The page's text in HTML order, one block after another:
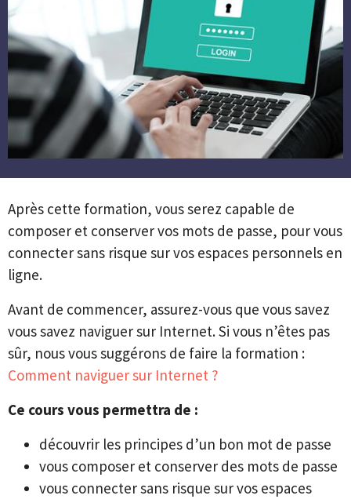
Après cette formation, vous serez capable de
composer et conserver vos mots de passe, pour vous
connecter sans risque sur vos espaces personnels en
ligne.
Avant de commencer, assurez-vous que vous savez
vous savez naviguer sur Internet. Si vous n’êtes pas
sûr, nous vous suggérons de faire la formation :
Comment naviguer sur Internet ?
Ce cours vous permettra de :
découvrir les principes d’un bon mot de passe
vous composer et conserver des mots de passe
vous connecter sans risque sur vos espaces